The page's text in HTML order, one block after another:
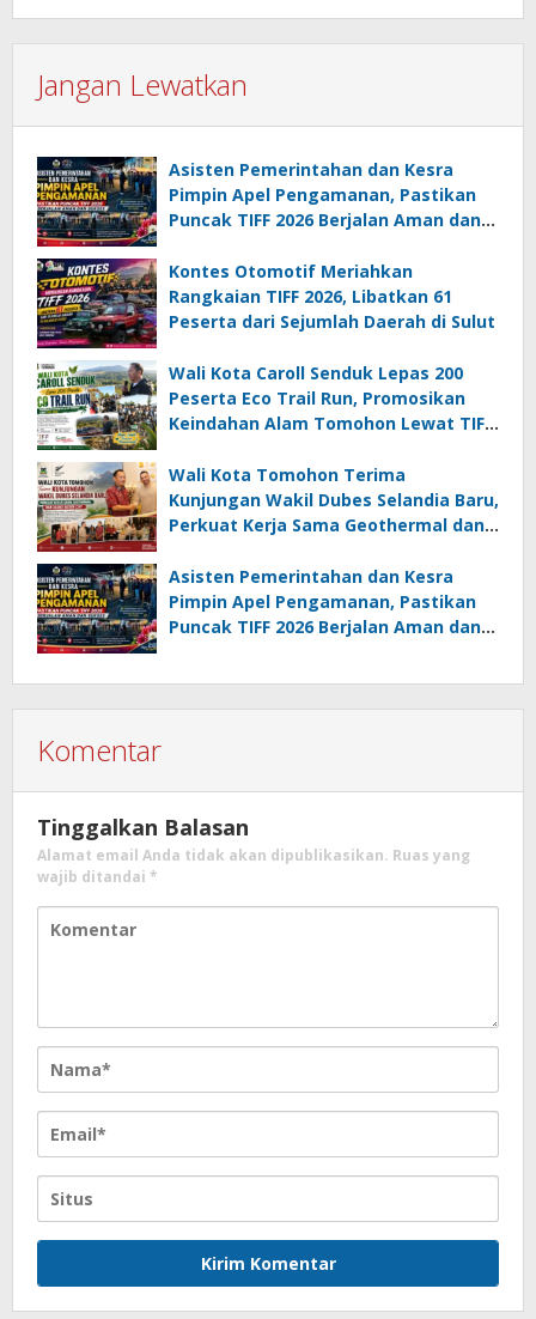
Jangan Lewatkan
Asisten Pemerintahan dan Kesra
Pimpin Apel Pengamanan, Pastikan
Puncak TIFF 2026 Berjalan Aman dan
Kontes Otomotif Meriahkan
Rangkaian TIFF 2026, Libatkan 61
Peserta dari Sejumlah Daerah di Sulut
Wali Kota Caroll Senduk Lepas 200
Peserta Eco Trail Run, Promosikan
Keindahan Alam Tomohon Lewat TIFF
Wali Kota Tomohon Terima
Kunjungan Wakil Dubes Selandia Baru,
Perkuat Kerja Sama Geothermal dan
Asisten Pemerintahan dan Kesra
Pimpin Apel Pengamanan, Pastikan
Puncak TIFF 2026 Berjalan Aman dan
Komentar
Tinggalkan Balasan
Alamat email Anda tidak akan dipublikasikan. Ruas yang
wajib ditandai *